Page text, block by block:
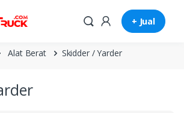
+ Jual
Alat Berat Skidder / Yarder